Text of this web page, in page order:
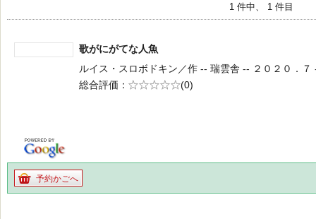
1 件中、 1 件目
歌がにがてな人魚
ルイス・スロボドキン／作 -- 瑞雲舎 -- ２０２０．７
総合評価
5段階評価
(0)
予約かごへ